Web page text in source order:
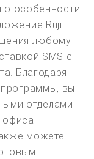
особенности.
Ruji
любому
SMS с
Благодаря
вы
отделами
офиса.
можете